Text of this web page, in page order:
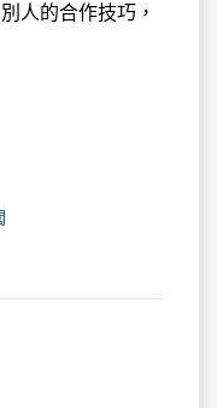
人的合作技巧，